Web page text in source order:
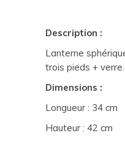
Description :
Lanterne
trois pieds + verre.
Dimensions :
Longueur : 34 cm
Hauteur : 42 cm